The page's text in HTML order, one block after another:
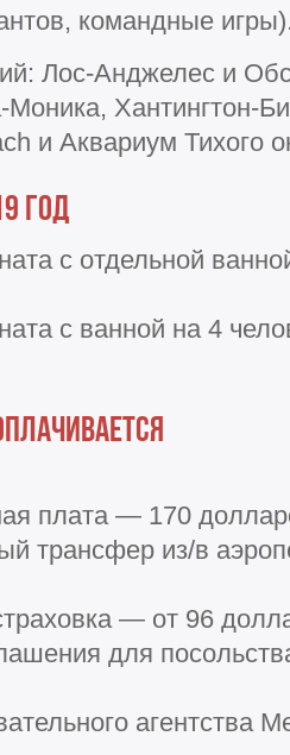
командные
Лос-Анджелес и
Хантингтон-
и Аквариум Тихого
год
с отдельной
с ванной на 4
плата — 170
трансфер из/в
— от 96
для
агентства